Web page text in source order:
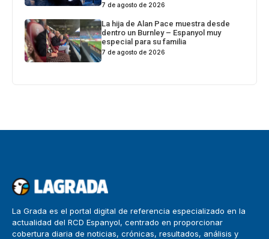
7 de agosto de 2026
La hija de Alan Pace muestra desde
dentro un Burnley – Espanyol muy
especial para su familia
7 de agosto de 2026
La Grada es el portal digital de referencia especializado en la
actualidad del RCD Espanyol, centrado en proporcionar
cobertura diaria de noticias, crónicas, resultados, análisis y